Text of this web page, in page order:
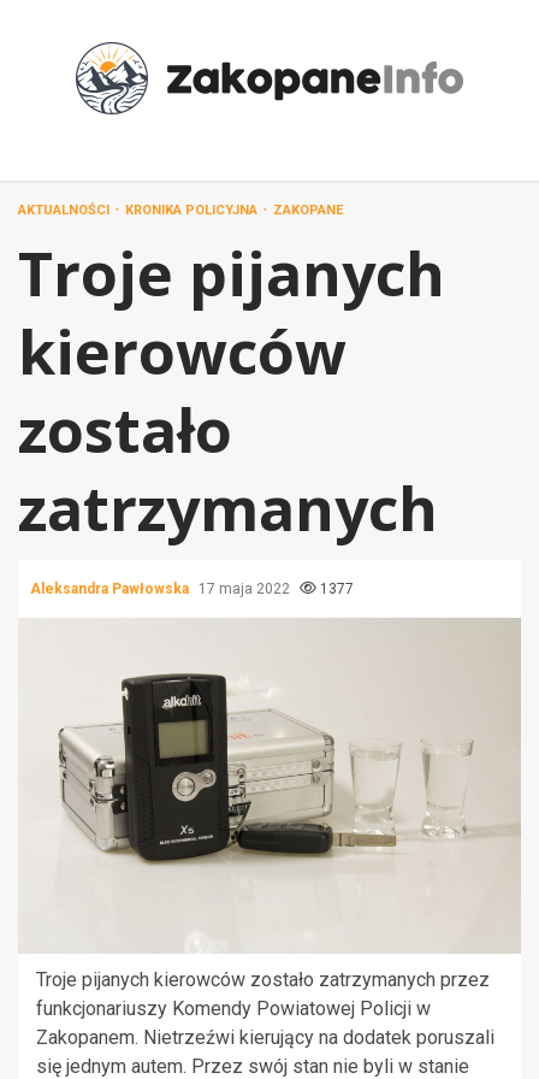
AKTUALNOŚCI KRONIKA POLICYJNA ZAKOPANE
Troje pijanych
kierowców
zostało
zatrzymanych
Aleksandra Pawłowska 17 maja 2022 1377
Troje pijanych kierowców zostało zatrzymanych przez
funkcjonariuszy Komendy Powiatowej Policji w
Zakopanem. Nietrzeźwi kierujący na dodatek poruszali
się jednym autem. Przez swój stan nie byli w stanie